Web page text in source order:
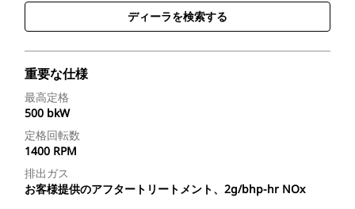
ディーラを検索する
重要な仕様
最高定格
500 bkW
定格回転数
1400 RPM
排出ガス
お客様提供のアフタートリートメント、2g/bhp-hr NOx